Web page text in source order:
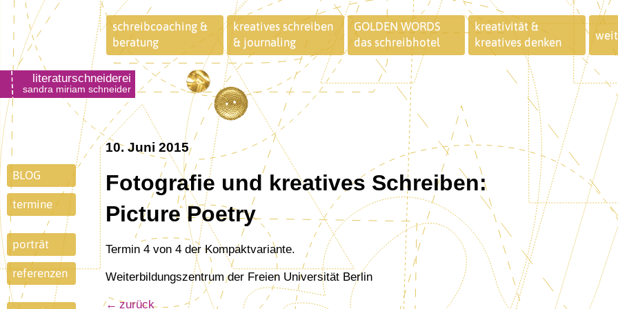
literaturschneiderei
sandra miriam schneider
schreibcoaching &
beratung
kreatives schreiben
& journaling
GOLDEN WORDS
das schreibhotel
kreativität &
kreatives denken
10. Juni 2015
Fotografie und kreatives Schreiben:
Picture Poetry
Termin 4 von 4 der Kompaktvariante.
Weiterbildungszentrum der Freien Universität Berlin
zurück
BLOG
termine
porträt
referenzen